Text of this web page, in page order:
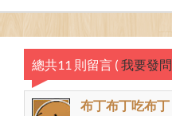
總共11 則留言 ( 我要發問
布丁布丁吃布丁